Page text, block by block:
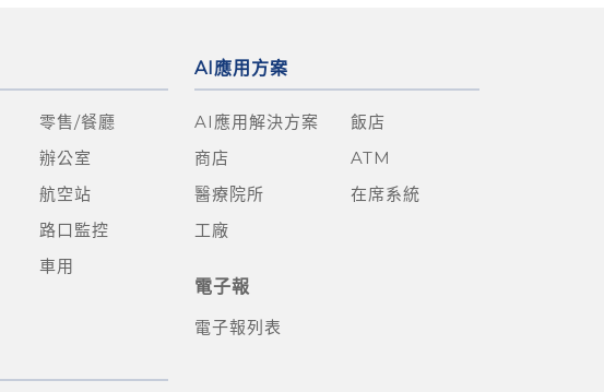
零售/餐廳
辦公室
航空站
路口監控
車用
AI應用方案
AI應用解決方案
商店
醫療院所
工廠
飯店
ATM
在席系統
電子報
電子報列表